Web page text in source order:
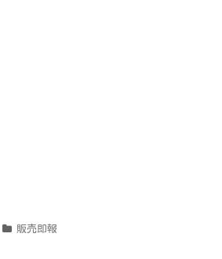
販売即報